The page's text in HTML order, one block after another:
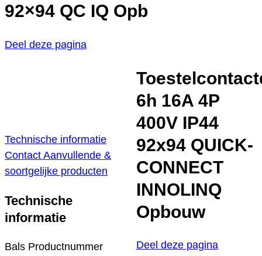
92×94 QC IQ Opb
Deel deze pagina
6h 16A 4P
400V IP44
92x94 QUICK-
CONNECT
INNOLINQ
Opbouw
Deel deze pagina
Technische informatie
Contact Aanvullende &
soortgelijke producten
Technische
informatie
Bals Productnummer